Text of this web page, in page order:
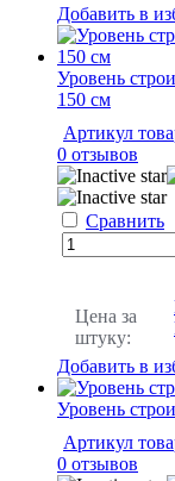
Добавить в
Уровень
150 см
Артикул
0 отзывов
Сравнить
Цена за
штуку:
Добавить в
Уровень
Артикул
0 отзывов